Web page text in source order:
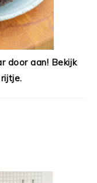
door aan! Bekijk